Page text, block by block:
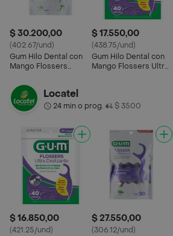
$ 30.200,00
(402.67/und)
Gum Hilo Dental con
Mango Flossers
$ 17.550,00
(438.75/und)
Gum Hilo Dental con
Mango Flossers Ultra
Locatel
24 min o prog.• $ 3500
$ 16.850,00
(421.25/und)
$ 27.550,00
(306.12/und)